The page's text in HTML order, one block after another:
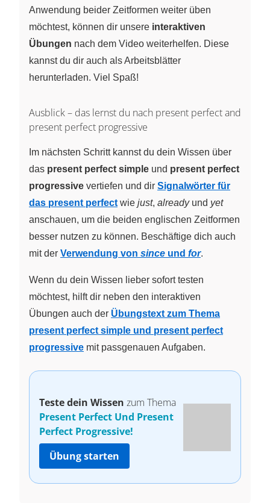
Anwendung beider Zeitformen weiter üben
möchtest, können dir unsere interaktiven
Übungen nach dem Video weiterhelfen. Diese
kannst du dir auch als Arbeitsblätter
herunterladen. Viel Spaß!
Ausblick – das lernst du nach present perfect and
present perfect progressive
Im nächsten Schritt kannst du dein Wissen über
das present perfect simple und present perfect
progressive vertiefen und dir Signalwörter für
das present perfectwie just, alreadyund yet
anschauen, um die beiden englischen Zeitformen
besser nutzen zu können. Beschäftige dich auch
mit der Verwendung von since und for.
Wenn du dein Wissen lieber sofort testen
möchtest, hilft dir neben den interaktiven
Übungen auch der Übungstext zum Thema
present perfect simple und present perfect
progressive mit passgenauen Aufgaben.
Teste dein Wissen zum Thema
Present Perfect Und Present
Perfect Progressive!
Übung starten